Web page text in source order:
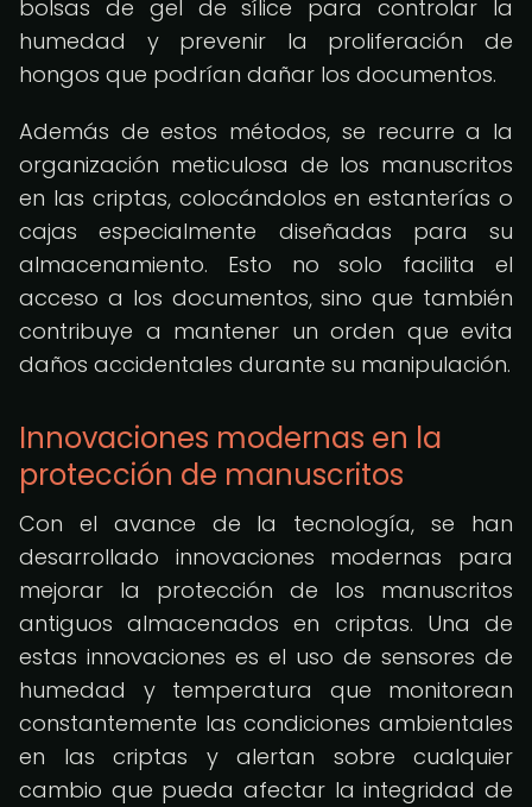
bolsas de gel de sílice para controlar la
humedad y prevenir la proliferación de
hongos que podrían dañar los documentos.
Además de estos métodos, se recurre a la
organización meticulosa de los manuscritos
en las criptas, colocándolos en estanterías o
cajas especialmente diseñadas para su
almacenamiento. Esto no solo facilita el
acceso a los documentos, sino que también
contribuye a mantener un orden que evita
daños accidentales durante su manipulación.
Innovaciones modernas en la
protección de manuscritos
Con el avance de la tecnología, se han
desarrollado innovaciones modernas para
mejorar la protección de los manuscritos
antiguos almacenados en criptas. Una de
estas innovaciones es el uso de sensores de
humedad y temperatura que monitorean
constantemente las condiciones ambientales
en las criptas y alertan sobre cualquier
cambio que pueda afectar la integridad de